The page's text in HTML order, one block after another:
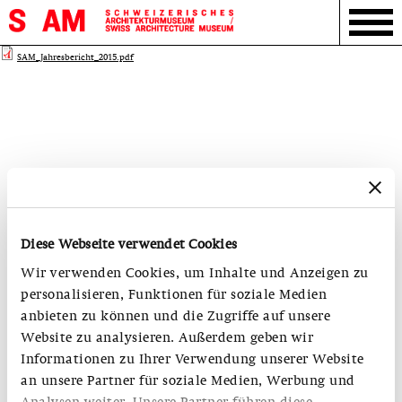
Diese Webseite verwendet Cookies
Wir verwenden Cookies, um Inhalte und Anzeigen zu
personalisieren, Funktionen für soziale Medien
anbieten zu können und die Zugriffe auf unsere
Website zu analysieren. Außerdem geben wir
Informationen zu Ihrer Verwendung unserer Website
an unsere Partner für soziale Medien, Werbung und
SAM_Jahresbericht_2015.pdf